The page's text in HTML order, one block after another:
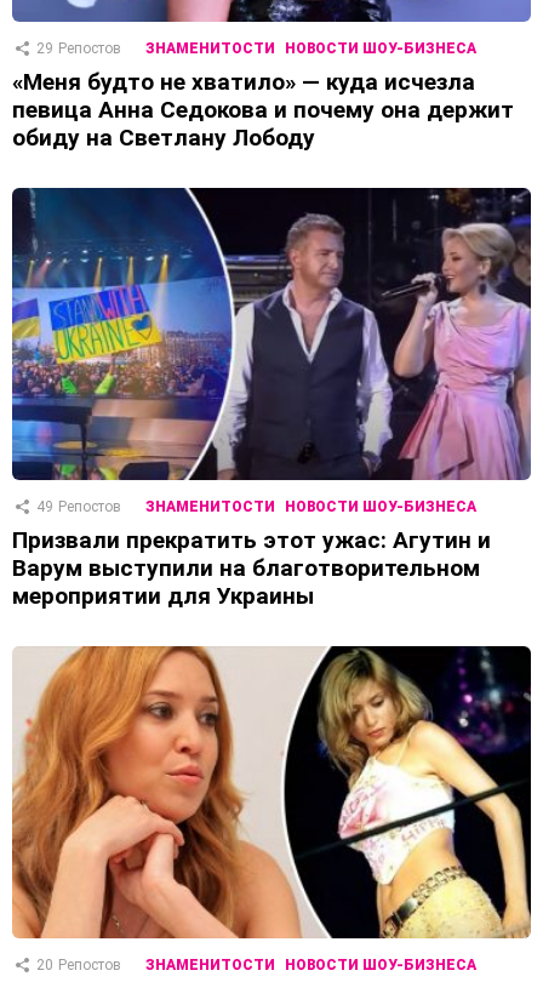
29 Репостов ЗНАМЕНИТОСТИ НОВОСТИ ШОУ-БИЗНЕСА
«Меня будто не хватило» — куда исчезла
певица Анна Седокова и почему она держит
обиду на Светлану Лободу
49 Репостов ЗНАМЕНИТОСТИ НОВОСТИ ШОУ-БИЗНЕСА
Призвали прекратить этот ужас: Агутин и
Варум выступили на благотворительном
мероприятии для Украины
20 Репостов ЗНАМЕНИТОСТИ НОВОСТИ ШОУ-БИЗНЕСА